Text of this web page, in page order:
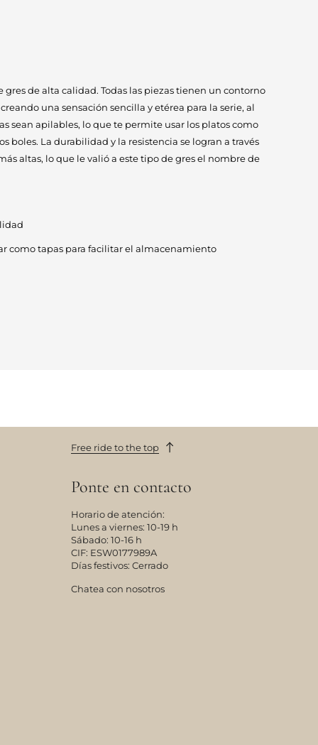
gres de alta calidad. Todas las piezas tienen un contorno
una sensación sencilla y etérea para la serie, al
sean apilables, lo que te permite usar los platos como
boles. La durabilidad y la resistencia se logran a través
altas, lo que le valió a este tipo de gres el nombre de
como tapas para facilitar el almacenamiento
Free ride to the top
Ponte en contacto
Horario de atención:
Lunes a viernes: 10-19 h
Sábado: 10-16 h
CIF: ESW0177989A
Días festivos: Cerrado
Chatea con nosotros